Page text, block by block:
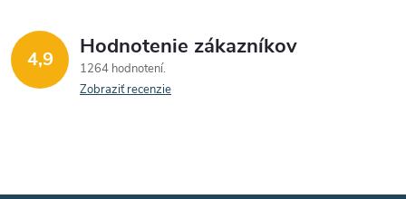
4,9 Hodnotenie zákazníkov
1264 hodnotení
Zobraziť recenzie